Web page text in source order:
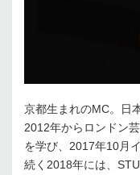
京都生まれのMC。日
2012年からロンドン
を学び、2017年10月
続く2018年には、